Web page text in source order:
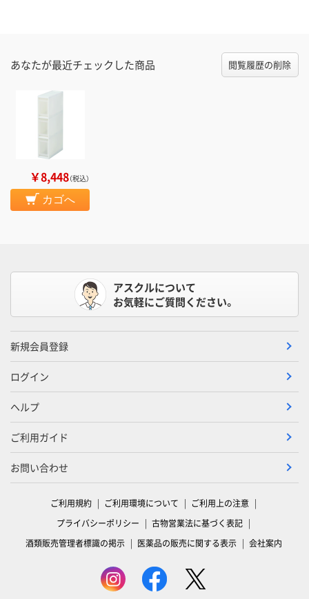
あなたが最近チェックした商品 閲覧履歴の削除
￥8,448（税込）
カゴへ
アスクルについて
お気軽にご質問ください。
新規会員登録
ログイン
ヘルプ
ご利用ガイド
お問い合わせ
ご利用規約 ご利用環境について
ご利用上の注意
プライバシーポリシー
古物営業法に基づく表記
酒類販売管理者標識の掲示
医薬品の販売に関する表示 会社案内